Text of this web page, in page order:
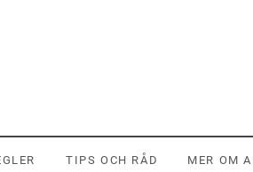
TIPS OCH RÅD MER OM